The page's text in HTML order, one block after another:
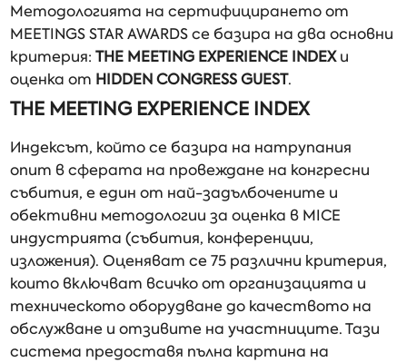
Методологията на сертифицирането от
MEETINGS STAR AWARDS се базира на два основни
критерия:THE MEETING EXPERIENCE INDEXи
оценка от HIDDEN CONGRESS GUEST.
THE MEETING EXPERIENCE INDEX
Индексът, който се базира на натрупания
опит в сферата на провеждане на конгресни
събития, е един от най-задълбочените и
обективни методологии за оценка в MICE
индустрията (събития, конференции,
изложения). Оценяват се 75 различни критерия,
които включват всичко от организацията и
техническото оборудване до качеството на
обслужване и отзивите на участниците. Тази
система предоставя пълна картина на